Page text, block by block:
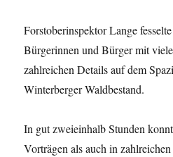
Forstoberinspektor Lange
Bürgerinnen und Bürger mit
zahlreichen Details auf dem
Winterberger Waldbestand.
In gut zweieinhalb Stunden
Vorträgen als auch in